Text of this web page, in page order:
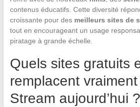
contenus éducatifs. Cette diversité
croissante pour des meilleurs sites de
tout en encourageant un usage
piratage à grande échelle.
Quels sites gratuits
remplacent
Stream aujourd’hui ?